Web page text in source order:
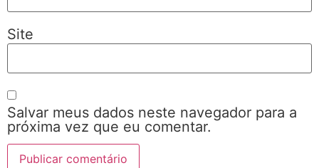
Site
Salvar meus dados neste navegador para a
próxima vez que eu comentar.